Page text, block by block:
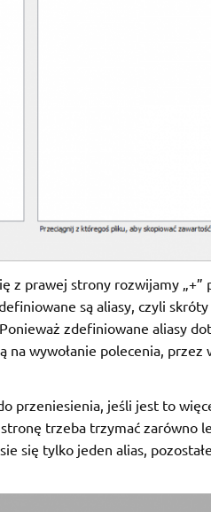
z prawej strony rozwijamy „+”
są aliasy, czyli
zdefiniowane aliasy
na wywołanie polecenia,
przeniesienia, jeśli jest to
trzeba trzymać zarówno
się tylko jeden alias,